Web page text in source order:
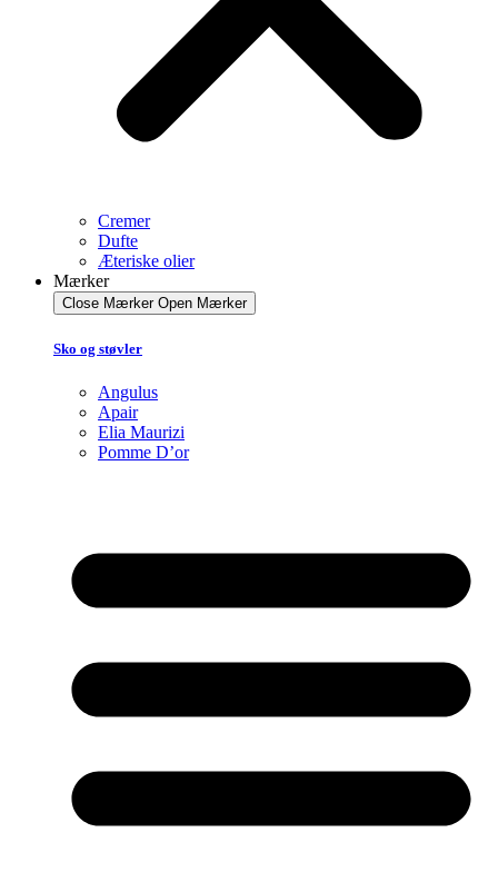
Cremer
Dufte
Æteriske olier
Mærker
Close Mærker Open Mærker
Sko og støvler
Angulus
Apair
Elia Maurizi
Pomme D’or